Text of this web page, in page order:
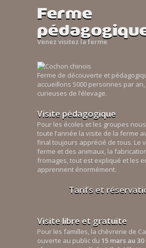
Ferme
Venez visitez la ferme
Ferme de découverte et
accueillons 5000 personnes par
curieuses de l’élevage.
Visite pédagogique
Pour les écoles et les groupes
toute l’année la visite de la ferme
final toujours apprécié de tous. Le
ferme et des animaux, la
fromages, tout est expliqué et les
apprennent énormément.
Tarifs et
Visite libre et gratuite
Pour les familles, la chèvrerie de
ouverte au public du 15 mars au